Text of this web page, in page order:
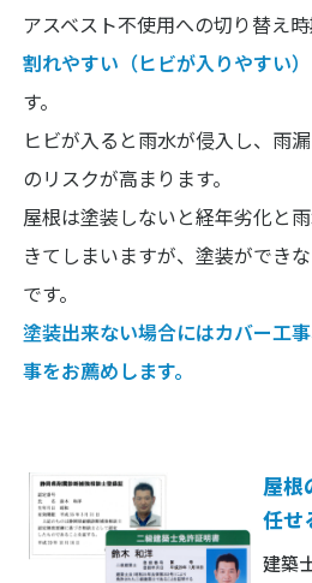
アスベスト不使用への切り替え
割れやすい（ヒビが入りやすい）
す。
ヒビが入ると雨水が侵入し、雨
のリスクが高まります。
屋根は塗装しないと経年劣化と
きてしまいますが、塗装ができ
です。
塗装出来ない場合にはカバー工
事をお薦めします。
屋根
任せ
建築